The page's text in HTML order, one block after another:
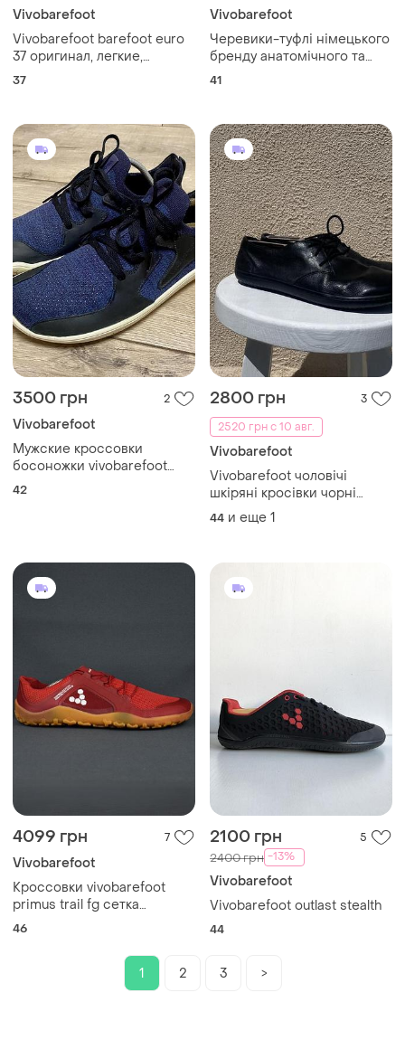
Vivobarefoot
Vivobarefoot barefoot euro
37 оригинал, легкие,
минималистичные
37
Vivobarefoot
Черевики-туфлі німецького
бренду анатомічного та
босоногого взуття bär
41
3500 грн 2
Vivobarefoot
Мужские кроссовки
босоножки vivobarefoot
primus asana 42 размер
42
2800 грн
3
2520 грн с 10 авг.
Vivobarefoot
Vivobarefoot чоловічі
шкіряні кросівки чорні
оригінал широкі 44 розмір
44 и еще 1
4099 грн 7
Vivobarefoot
Кроссовки vivobarefoot
primus trail fg сетка
мужские красные барефуты
45-46 р merrell leguano joe
nimble groundies xero
46
2100 грн 5
2400 грн -13%
Vivobarefoot
Vivobarefoot outlast stealth
44
1 2 3 >